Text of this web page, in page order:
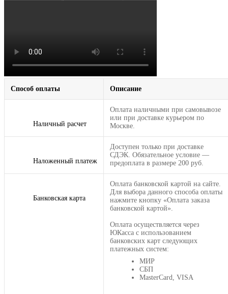
Способ оплаты Описание
Наличный расчет
Оплата наличными при самовывозе
или при доставке курьером по
Москве.
Наложенный платеж
Доступен только при доставке
СДЭК. Обязательное условие —
предоплата в размере 200 руб.
Банковская карта
Оплата банковской картой на сайте.
Для выбора данного способа оплаты
нажмите кнопку «Оплата заказа
банковской картой».
Оплата осуществляется через
ЮКасса с использованием
банковских карт следующих
платежных систем:
МИР
СБП
MasterCard, VISA